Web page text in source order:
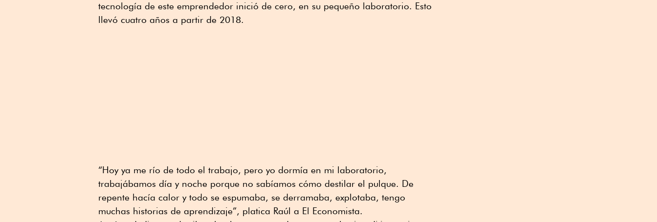
tecnología de este emprendedor inició de cero, en su pequeño laboratorio. Esto
llevó cuatro años a partir de 2018.
“Hoy ya me río de todo el trabajo, pero yo dormía en mi laboratorio,
trabajábamos día y noche porque no sabíamos cómo destilar el pulque. De
repente hacía calor y todo se espumaba, se derramaba, explotaba, tengo
muchas historias de aprendizaje”, platica Raúl a El Economista.